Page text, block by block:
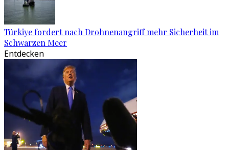
Türkiye fordert nach Drohnenangriff mehr Sicherheit im
Schwarzen Meer
Entdecken